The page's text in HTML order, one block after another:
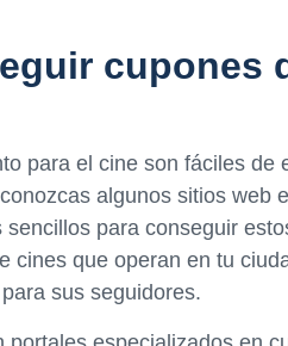
cupones
para el cine son fáciles
algunos sitios web
para conseguir
cines que operan en tu
sus seguidores.